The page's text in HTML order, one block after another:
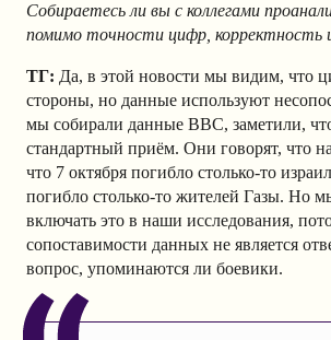
Собираетесь ли вы с коллегами
помимо точности цифр, корректность
ТГ: Да, в этой новости мы видим, что
стороны, но данные используют
мы собирали данные BBC, заметили,
стандартный приём. Они говорят, что
что 7 октября погибло столько-то
погибло столько-то жителей Газы. Но
включать это в наши исследования,
сопоставимости данных не является
вопрос, упоминаются ли боевики.